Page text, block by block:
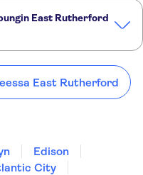
East Rutherford
East Rutherford
Edison
City